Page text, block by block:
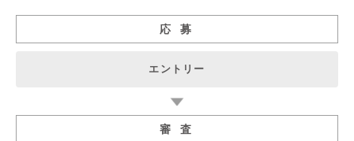
応 募
エントリー
審 査